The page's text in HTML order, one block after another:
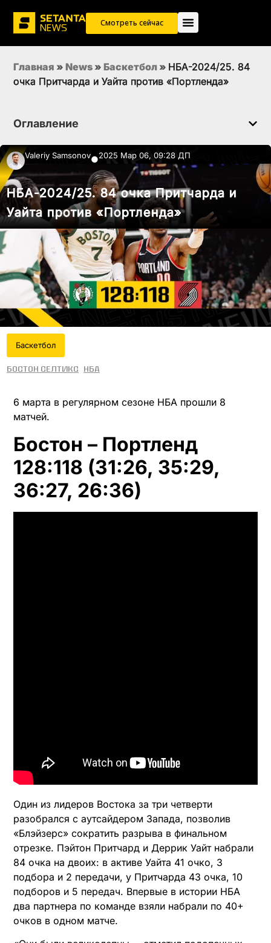
Смотреть сейчас
Главная » News » Баскетбол » НБА-2024/25. 84
очка Притчарда и Уайта против «Портленда»
Оглавление
Valeriy Samsonov●2025 Мар 06, 09:28 ДП
НБА-2024/25. 84 очка Притчарда и
Уайта против «Портленда»
Баскетбол
Бостон Селтикс НБА
6 марта в регулярном сезоне НБА прошли 8
матчей.
Бостон – Портленд
128:118 (31:26, 35:29,
36:27, 26:36)
Один из лидеров Востока за три четверти
разобрался с аутсайдером Запада, позволив
«Блэйзерс» сократить разрыва в финальном
отрезке. Пэйтон Притчард и Деррик Уайт набрали
84 очка на двоих: в активе Уайта 41 очко, 3
подбора и 2 передачи, у Притчарда 43 очка, 10
подборов и 5 передач. Впервые в истории НБА
два партнера по команде взяли набрали по 40+
очков в одном матче.